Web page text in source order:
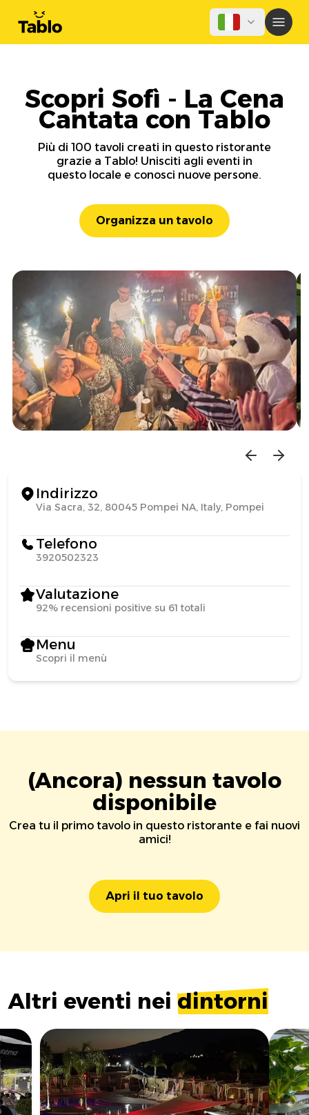
Scopri Sofì - La Cena
Cantata con Tablo
Più di 100 tavoli creati in questo ristorante
grazie a Tablo! Unisciti agli eventi in
questo locale e conosci nuove persone.
Organizza un tavolo
Indirizzo
Via Sacra, 32, 80045 Pompei NA, Italy, Pompei
Telefono
3920502323
Valutazione
92% recensioni positive su 61 totali
Menu
Scopri il menù
(Ancora) nessun tavolo
disponibile
Crea tu il primo tavolo in questo ristorante e fai nuovi
amici!
Apri il tuo tavolo
Altri eventi nei dintorni